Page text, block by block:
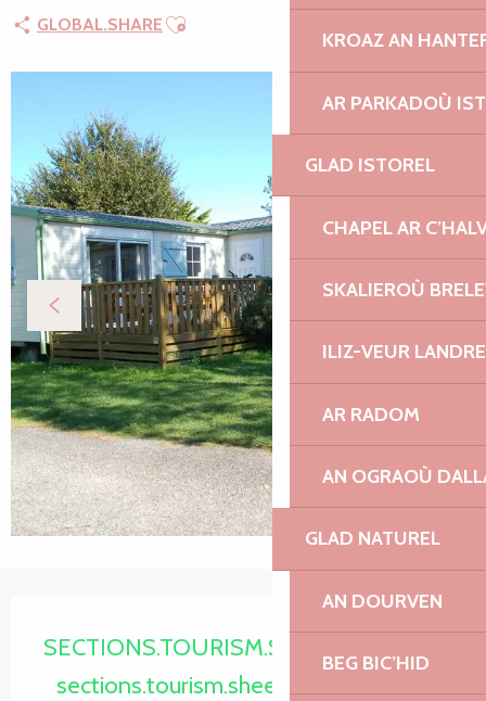
KROAZ AN
AR PARKADOÙ
GLAD ISTOREL
CHAPEL AR
SKALIEROÙ
ILIZ-VEUR
AR RADOM
AN OGRAOÙ
GLAD NATUREL
AN DOURVEN
BEG BIC’HID
GLOBAL.SHARE Ajouter aux favoris
sections.tourism.sheet.periods.today